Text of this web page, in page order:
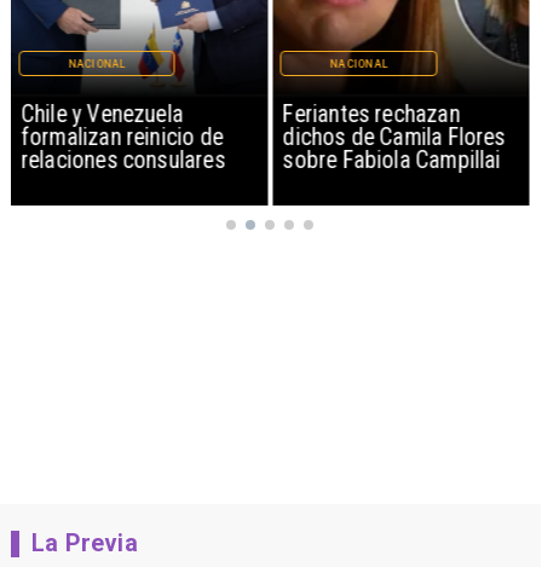
Chile y Venezuela
formalizan reinicio de
relaciones consulares
NACIONAL
Feriantes rechazan
dichos de Camila Flores
sobre Fabiola Campillai
NACIONAL
La Previa